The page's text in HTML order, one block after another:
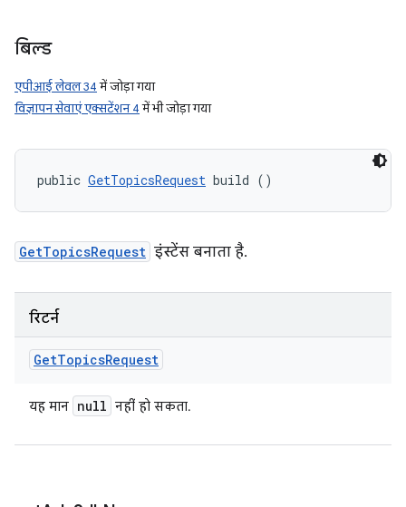
बिल्ड
एपीआई लेवल 34में जोड़ा गया
विज्ञापन सेवाएं एक्सटेंशन 4में भी जोड़ा गया
public GetTopicsRequest build ()
GetTopicsRequest इंस्टेंस बनाता है.
रिटर्न
GetTopicsRequest
यह मान null नहीं हो सकता.